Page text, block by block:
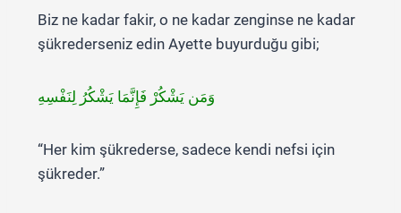
Biz ne kadar fakir, o ne kadar zenginse ne kadar
şükrederseniz edin Ayette buyurduğu gibi;
وَمَن يَشْكُرْ فَإِنَّمَا يَشْكُرُ لِنَفْسِهِ
“Her kim şükrederse, sadece kendi nefsi için
şükreder.”